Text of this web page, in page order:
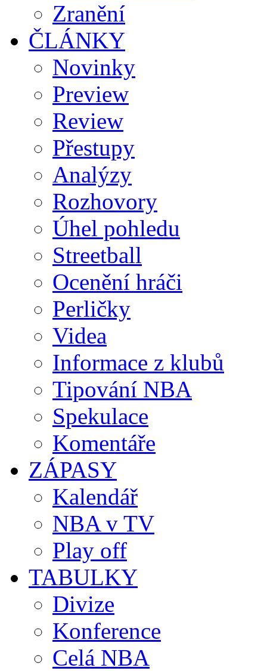
Zranění
ČLÁNKY
Novinky
Preview
Review
Přestupy
Analýzy
Rozhovory
Úhel pohledu
Streetball
Ocenění hráči
Perličky
Videa
Informace z klubů
Tipování NBA
Spekulace
Komentáře
ZÁPASY
Kalendář
NBA v TV
Play off
TABULKY
Divize
Konference
Celá NBA